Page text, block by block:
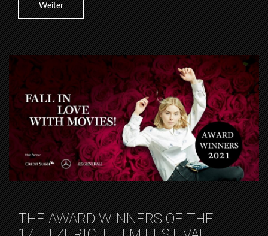
Weiter
THE AWARD WINNERS OF THE